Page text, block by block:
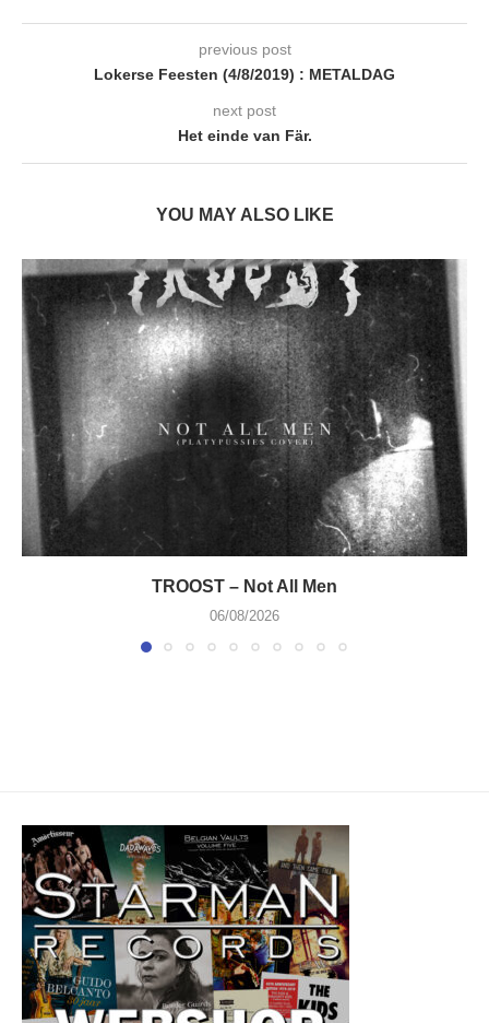
previous post
Lokerse Feesten (4/8/2019) : METALDAG
next post
Het einde van Fär.
YOU MAY ALSO LIKE
TROOST – Not All Men
06/08/2026